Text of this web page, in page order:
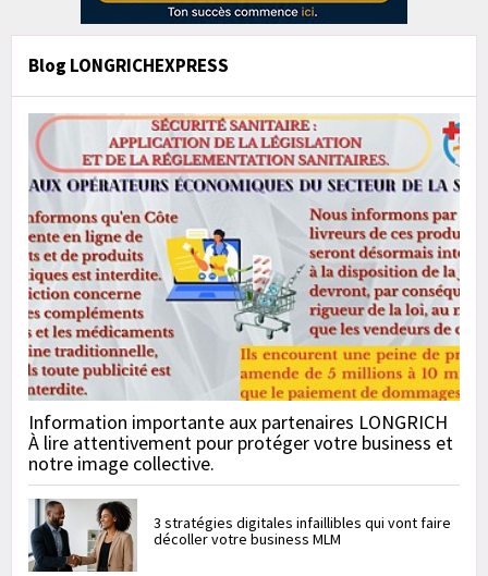
Blog LONGRICHEXPRESS
Information importante aux partenaires LONGRICH
À lire attentivement pour protéger votre business et
notre image collective.
3 stratégies digitales infaillibles qui vont faire
décoller votre business MLM